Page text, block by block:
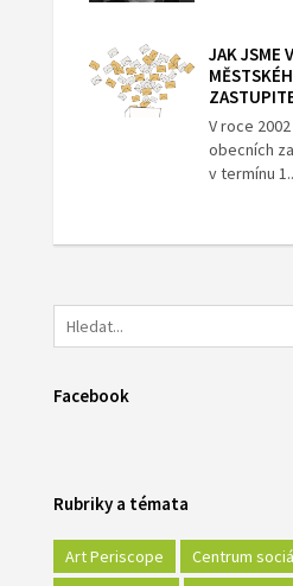
JAK JSME
V roce
obecních
v termínu
Facebook
Rubriky a témata
Art Periscope
Centrum